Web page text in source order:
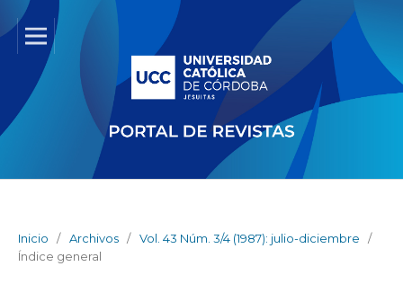
Inicio / Archivos / Vol. 43 Núm. 3/4 (1987): julio-diciembre
/
Índice general